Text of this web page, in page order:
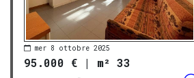
mer 8 ottobre 2025
95.000 € | m² 33